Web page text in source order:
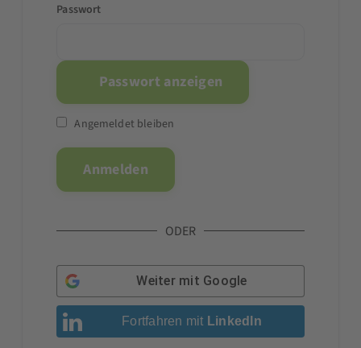
Passwort
Passwort anzeigen
Angemeldet bleiben
ODER
Weiter mit Google
Fortfahren mit LinkedIn